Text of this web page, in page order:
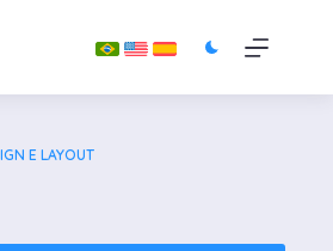
E LAYOUT